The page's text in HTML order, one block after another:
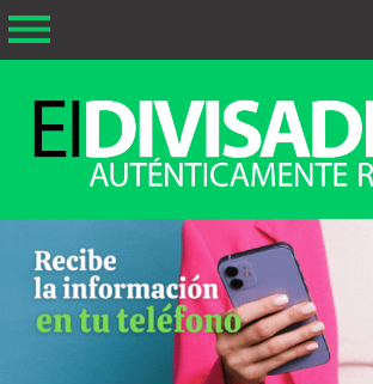
La fecha más antigua por defecto que
Buscar notas anteriores a 01-02-